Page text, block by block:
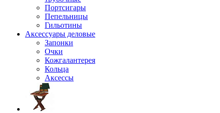
Портсигары
Пепельницы
Гильотины
Аксессуары деловые
Запонки
Очки
Кожгалантерея
Кольца
Аксессы